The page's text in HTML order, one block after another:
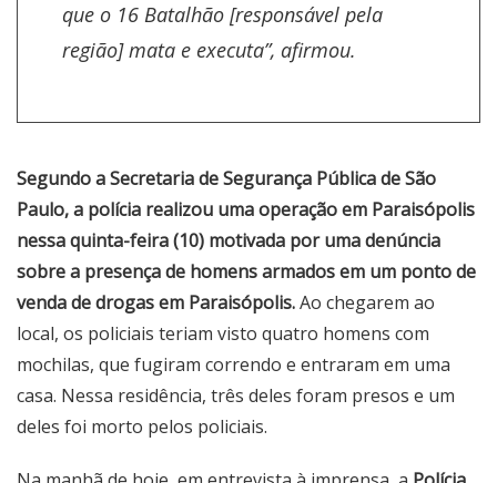
que o 16 Batalhão [responsável pela
região] mata e executa”, afirmou.
Segundo a Secretaria de Segurança Pública de São
Paulo, a polícia realizou uma operação em Paraisópolis
nessa quinta-feira (10) motivada por uma denúncia
sobre a presença de homens armados em um ponto de
venda de drogas em Paraisópolis.Ao chegarem ao
local, os policiais teriam visto quatro homens com
mochilas, que fugiram correndo e entraram em uma
casa. Nessa residência, três deles foram presos e um
deles foi morto pelos policiais.